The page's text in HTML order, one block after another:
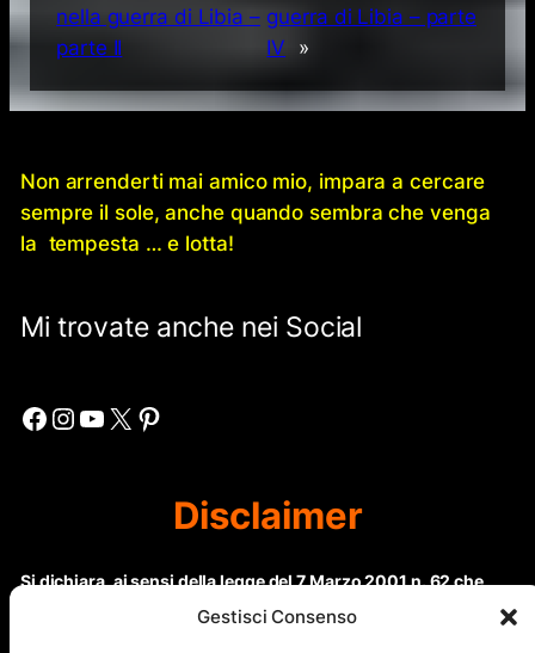
Gestisci Consenso
nella guerra di Libia –
parte II
guerra di Libia – parte
IV
»
Non arrenderti mai amico mio, impara a cercare
sempre il sole, anche quando sembra che venga
la tempesta … e lotta!
Mi trovate anche nei Social
Facebook Instagram YouTube X Pinterest
Disclaimer
Si dichiara, ai sensi della legge del 7 Marzo 2001 n. 62 che
questo sito non rientra nella categoria di “Informazione